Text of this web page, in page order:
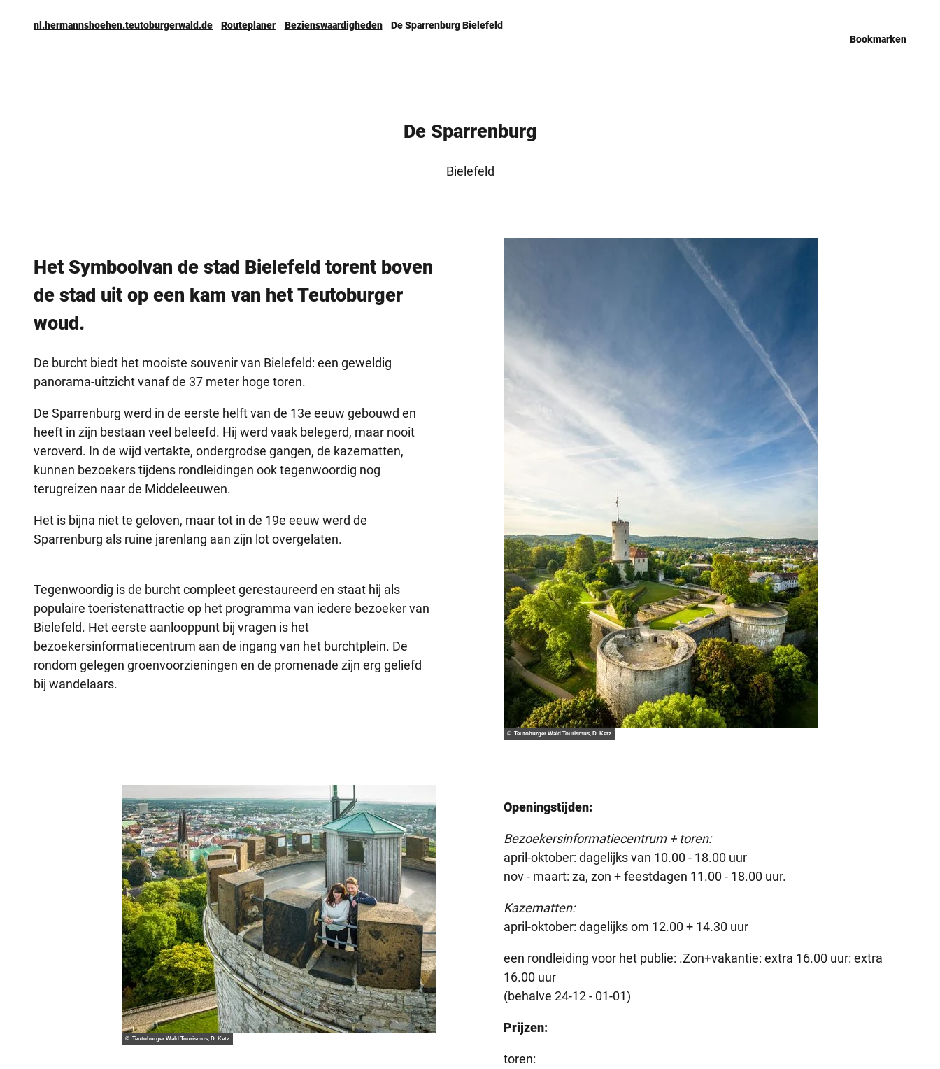
nl.hermannshoehen.teutoburgerwald.de Routeplaner Bezienswaardigheden
De Sparrenburg Bielefeld
Bookmarken
De Sparrenburg
Bielefeld
Het Symboolvan de stad Bielefeld torent boven
de stad uit op een kam van het Teutoburger
woud.
De burcht biedt het mooiste souvenir van Bielefeld: een geweldig
panorama-uitzicht vanaf de 37 meter hoge toren.
De Sparrenburg werd in de eerste helft van de 13e eeuw gebouwd en
heeft in zijn bestaan veel beleefd. Hij werd vaak belegerd, maar nooit
veroverd. In de wijd vertakte, ondergrodse gangen, de kazematten,
kunnen bezoekers tijdens rondleidingen ook tegenwoordig nog
terugreizen naar de Middeleeuwen.
Het is bijna niet te geloven, maar tot in de 19e eeuw werd de
Sparrenburg als ruine jarenlang aan zijn lot overgelaten.
Tegenwoordig is de burcht compleet gerestaureerd en staat hij als
populaire toeristenattractie op het programma van iedere bezoeker van
Bielefeld. Het eerste aanlooppunt bij vragen is het
bezoekersinformatiecentrum aan de ingang van het burchtplein. De
rondom gelegen groenvoorzieningen en de promenade zijn erg geliefd
bij wandelaars.
© Teutoburger Wald Tourismus, D. Ketz
© Teutoburger Wald Tourismus, D. Ketz
Openingstijden:
Bezoekersinformatiecentrum + toren:
april-oktober: dagelijks van 10.00 - 18.00 uur
nov - maart: za, zon + feestdagen 11.00 - 18.00 uur.
Kazematten:
april-oktober: dagelijks om 12.00 + 14.30 uur
een rondleiding voor het publie: .Zon+vakantie: extra 16.00 uur: extra
16.00 uur
(behalve 24-12 - 01-01)
Prijzen:
toren: